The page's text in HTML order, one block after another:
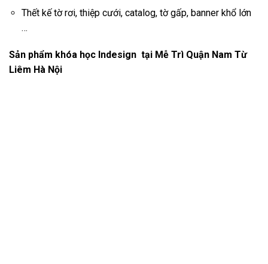
Thết kế tờ rơi, thiệp cưới, catalog, tờ gấp, banner khổ lớn
…
Sản phẩm khóa học Indesign tại Mễ Trì Quận Nam Từ
Liêm Hà Nội